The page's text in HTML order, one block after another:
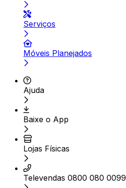
Serviços
Móveis Planejados
Ajuda
Baixe o App
Lojas Físicas
Televendas 0800 080 0099